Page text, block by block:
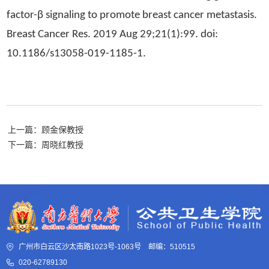
factor-β signaling to promote breast cancer metastasis.
Breast Cancer Res. 2019 Aug 29;21(1):99. doi:
10.1186/s13058-019-1185-1.
上一篇：顾金保教授
下一篇：周晓红教授
广州市白云区沙太南路1023号-1063号 邮编：510515
020-62789130